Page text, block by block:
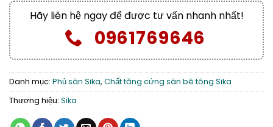
Hãy liên hệ ngay để được tư vấn nhanh nhất!
0961769646
Danh mục: Phủ sàn Sika, Chất tăng cứng sàn bê tông Sika
Thương hiệu: Sika